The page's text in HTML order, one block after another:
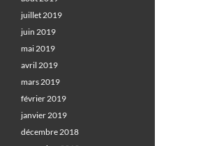
juillet 2019
juin 2019
mai 2019
avril 2019
mars 2019
février 2019
janvier 2019
décembre 2018